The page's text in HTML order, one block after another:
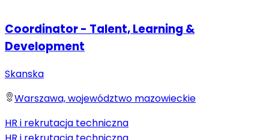
Coordinator - Talent, Learning &
Development
Skanska
Warszawa, województwo mazowieckie
HR i rekrutacja techniczna